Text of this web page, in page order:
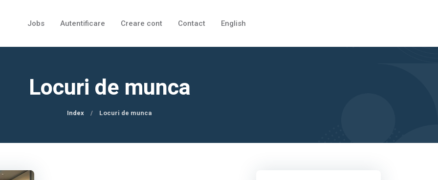
Jobs Autentificare Creare cont Contact English
Locuri de munca
Index Locuri de munca